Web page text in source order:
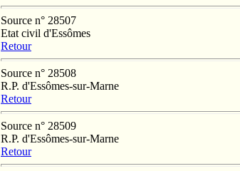
Source n° 28507
Etat civil d'Essômes
Retour
Source n° 28508
R.P. d'Essômes-sur-Marne
Retour
Source n° 28509
R.P. d'Essômes-sur-Marne
Retour